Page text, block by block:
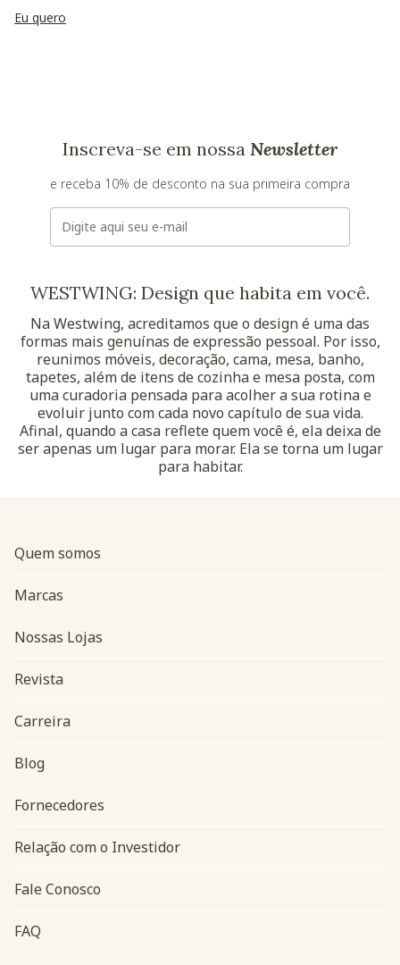
Eu quero
Inscreva-se em nossa Newsletter
e receba 10% de desconto na sua primeira compra
E-mail
WESTWING: Design que habita em você.
Na Westwing, acreditamos que o design é uma das
formas mais genuínas de expressão pessoal. Por isso,
reunimos móveis, decoração, cama, mesa, banho,
tapetes, além de itens de cozinha e mesa posta, com
uma curadoria pensada para acolher a sua rotina e
evoluir junto com cada novo capítulo de sua vida.
Afinal, quando a casa reflete quem você é, ela deixa de
ser apenas um lugar para morar. Ela se torna um lugar
para habitar.
Navegação do rodapé
Quem somos
Marcas
Nossas Lojas
Revista
Carreira
Blog
Fornecedores
Relação com o Investidor
Fale Conosco
FAQ